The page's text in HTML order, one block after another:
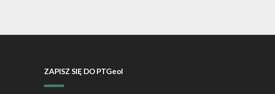
ZAPISZ SIĘ DO PTGeol